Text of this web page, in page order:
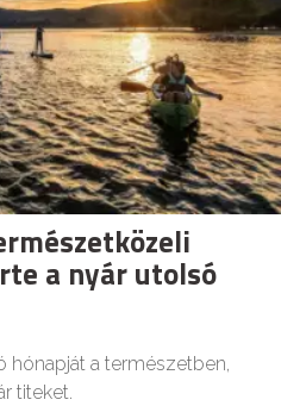
a nyár utolsó
hónapját a természetben,
titeket.